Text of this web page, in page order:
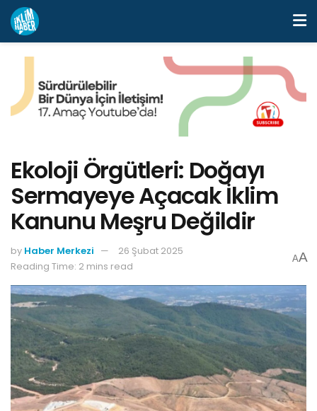
Ekoloji Örgütleri: Doğayı
Sermayeye Açacak İklim
Kanunu Meşru Değildir
by Haber Merkezi
26 Şubat 2025
Reading Time: 2 mins read
AA